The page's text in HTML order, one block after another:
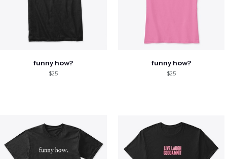
funny how?
$25
funny how?
$25